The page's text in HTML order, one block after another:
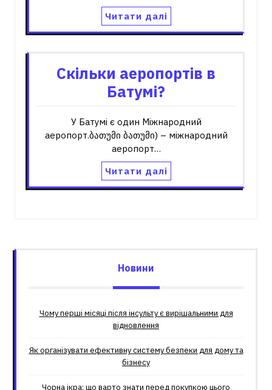
Читати далі
Скільки аеропортів в
Батумі?
У Батумі є один Міжнародний
аеропорт.ბათუმი ბათუმი) – міжнародний
аеропорт…
Читати далі
Новини
Чому перші місяці після інсульту є вирішальними для
відновлення
Як організувати ефективну систему безпеки для дому та
бізнесу
Чорна ікра: що варто знати перед покупкою цього